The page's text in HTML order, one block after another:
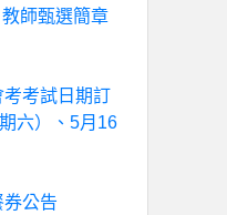
師甄選簡章
考試日期訂
六）、5月16
公告